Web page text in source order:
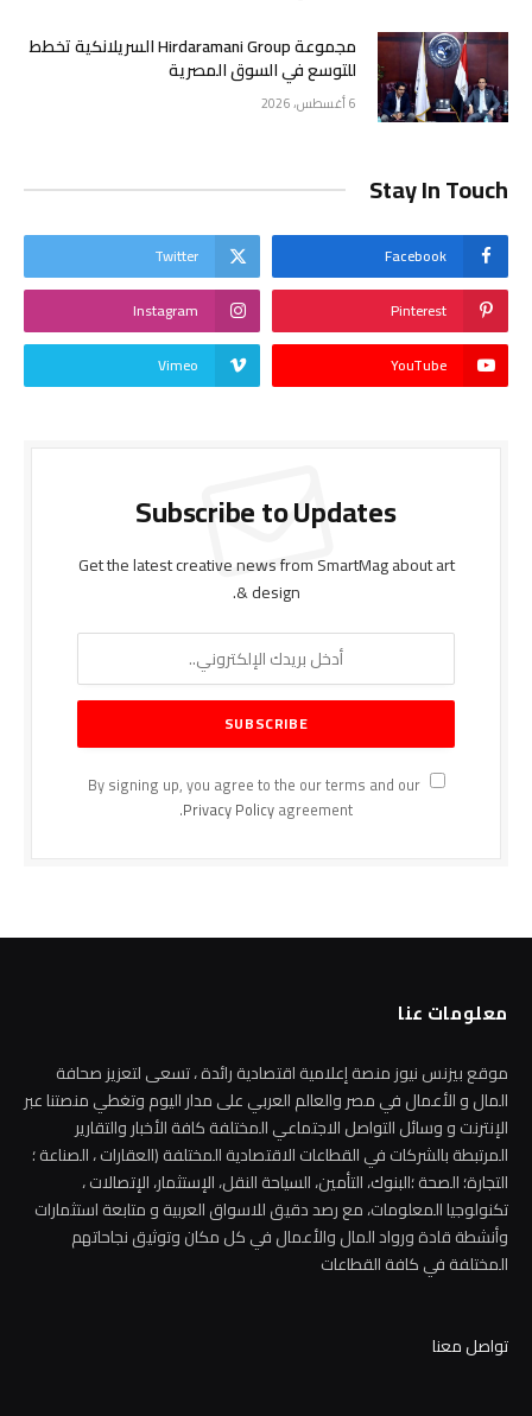
مجموعة Hirdaramani Group السريلانكية تخطط
للتوسع في السوق المصرية
6 أغسطس، 2026
Stay In Touch
Facebook
Twitter
Pinterest
Instagram
YouTube
Vimeo
Subscribe to Updates
Get the latest creative news from SmartMag about art
& design.
By signing up, you agree to the our terms and our
Privacy Policyagreement.
معلومات عنا
موقع بيزنس نيوز منصة إعلامية اقتصادية رائدة ، تسعى لتعزيز صحافة
المال و الأعمال في مصر والعالم العربي على مدار اليوم وتغطي منصتنا عبر
الإنترنت و وسائل التواصل الاجتماعي المختلفة كافة الأخبار والتقارير
المرتبطة بالشركات في القطاعات الاقتصادية المختلفة (العقارات ، الصناعة ؛
التجارة؛ الصحة ؛البنوك، التأمين، السياحة النقل، الإستثمار، الإتصالات ،
تكنولوجيا المعلومات، مع رصد دقيق للاسواق العربية و متابعة استثمارات
وأنشطة قادة ورواد المال والأعمال في كل مكان وتوثيق نجاحاتهم
المختلفة في كافة القطاعات
تواصل معنا